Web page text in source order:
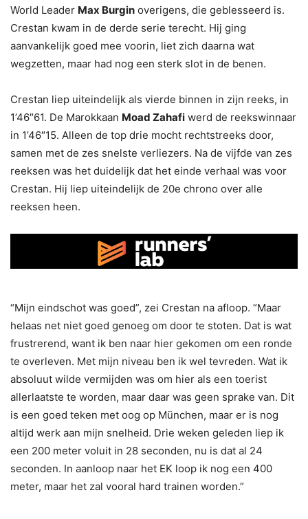
World Leader Max Burgin overigens, die geblesseerd is.
Crestan kwam in de derde serie terecht. Hij ging
aanvankelijk goed mee voorin, liet zich daarna wat
wegzetten, maar had nog een sterk slot in de benen.
Crestan liep uiteindelijk als vierde binnen in zijn reeks, in
1’46″61. De Marokkaan Moad Zahafi werd de reekswinnaar
in 1’46″15. Alleen de top drie mocht rechtstreeks door,
samen met de zes snelste verliezers. Na de vijfde van zes
reeksen was het duidelijk dat het einde verhaal was voor
Crestan. Hij liep uiteindelijk de 20e chrono over alle
reeksen heen.
“Mijn eindschot was goed”, zei Crestan na afloop. “Maar
helaas net niet goed genoeg om door te stoten. Dat is wat
frustrerend, want ik ben naar hier gekomen om een ronde
te overleven. Met mijn niveau ben ik wel tevreden. Wat ik
absoluut wilde vermijden was om hier als een toerist
allerlaatste te worden, maar daar was geen sprake van. Dit
is een goed teken met oog op München, maar er is nog
altijd werk aan mijn snelheid. Drie weken geleden liep ik
een 200 meter voluit in 28 seconden, nu is dat al 24
seconden. In aanloop naar het EK loop ik nog een 400
meter, maar het zal vooral hard trainen worden.”